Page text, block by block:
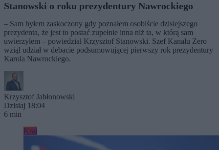
Stanowski o roku prezydentury Nawrockiego
– Sam byłem zaskoczony gdy poznałem osobiście dzisiejszego
prezydenta, że jest to postać zupełnie inna niż ta, w którą sam
uwierzyłem – powiedział Krzysztof Stanowski. Szef Kanału Zero
wziął udział w debacie podsumowującej pierwszy rok prezydentury
Karola Nawrockiego.
Krzysztof Jabłonowski
Dzisiaj 18:04
6 min
Kraj